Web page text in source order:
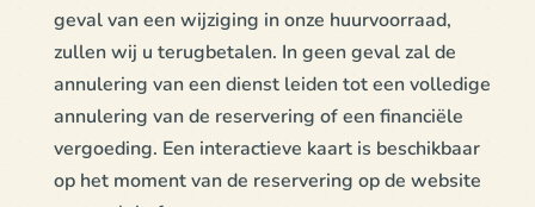
geval van een wijziging in onze huurvoorraad,
zullen wij u terugbetalen. In geen geval zal de
annulering van een dienst leiden tot een volledige
annulering van de reservering of een financiële
vergoeding. Een interactieve kaart is beschikbaar
op het moment van de reservering op de website